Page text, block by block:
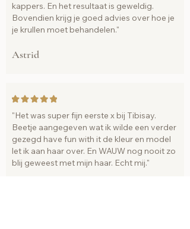
kappers. En het resultaat is geweldig.
Bovendien krijg je goed advies over hoe je
je krullen moet behandelen."
Astrid
"Het was super fijn eerste x bij Tibisay.
Beetje aangegeven wat ik wilde een verder
gezegd have fun with it de kleur en model
let ik aan haar over. En WAUW nog nooit zo
blij geweest met mijn haar. Echt mij."